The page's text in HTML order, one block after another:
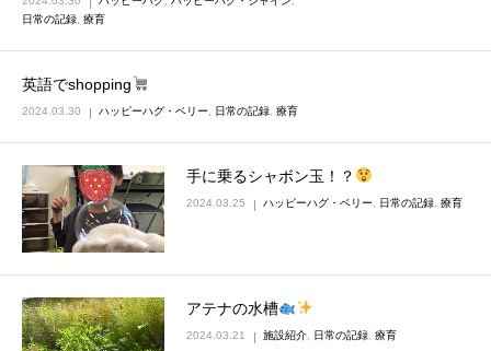
日常の記録 療育
英語でshopping
2024.03.30 ハッピーハグ・ベリー 日常の記録 療育
手に乗るシャボン玉！？
2024.03.25 ハッピーハグ・ベリー 日常の記録 療育
アテナの水槽
2024.03.21 施設紹介 日常の記録 療育